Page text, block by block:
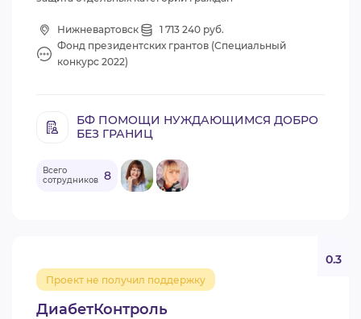
Нижневартовск
1 713 240 руб.
Фонд президентских грантов (Специальный
конкурс 2022)
БФ ПОМОЩИ НУЖДАЮЩИМСЯ ДОБРО
БЕЗ ГРАНИЦ
Всего
сотрудников 8
ДиабетКонтроль
Проект не получил поддержку
0.3